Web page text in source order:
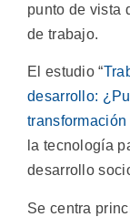
punto de vista
de trabajo.
El estudio “
desarrollo:
la tecnología
desarrollo
Se centra